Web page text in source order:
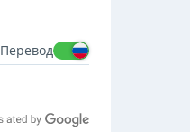
Перевод